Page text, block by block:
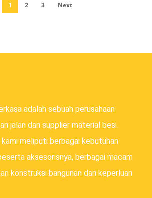
1 2 3 Next
adalah sebuah perusahaan
jalan dan supplier material besi.
kami meliputi berbagai kebutuhan
aksesorisnya, berbagai macam
konstruksi bangunan dan keperluan